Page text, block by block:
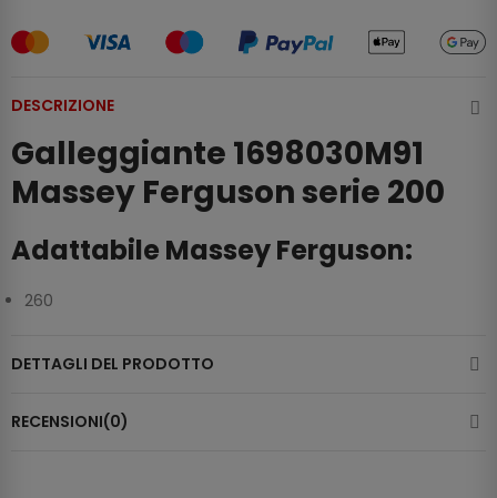
DESCRIZIONE
Galleggiante 1698030M91
Massey Ferguson serie 200
Adattabile Massey Ferguson:
260
DETTAGLI DEL PRODOTTO
RECENSIONI(0)